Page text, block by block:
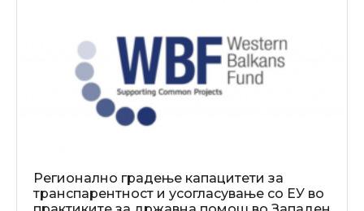
Регионално градење капацитети за
транспарентност и усогласување со ЕУ во